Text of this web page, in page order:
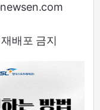
배포 금지